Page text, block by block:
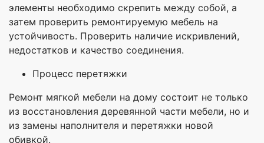
элементы необходимо скрепить между собой, а
затем проверить ремонтируемую мебель на
устойчивость. Проверить наличие искривлений,
недостатков и качество соединения.
Процесс перетяжки
Ремонт мягкой мебели на дому состоит не только
из восстановления деревянной части мебели, но и
из замены наполнителя и перетяжки новой
обивкой.